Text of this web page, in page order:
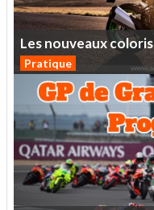
Lesnouveauxcoloris
Pratique